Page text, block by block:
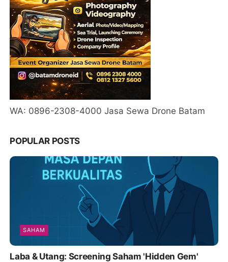
WA: 0896-2308-4000 Jasa Sewa Drone Batam
POPULAR POSTS
SAHAM
Laba & Utang: Screening Saham 'Hidden Gem'